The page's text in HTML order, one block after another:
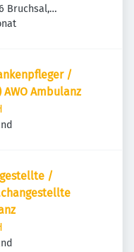
Bruchsal,
/
Ambulanz
/